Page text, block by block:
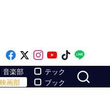
Like on Facebook
Follow on x
Follow on
Follow on
Follow
音楽部
映画部
テック
ブック